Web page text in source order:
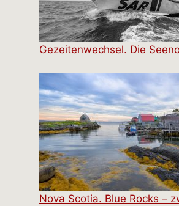
Gezeitenwechsel. Die
Nova Scotia. Blue Rocks –